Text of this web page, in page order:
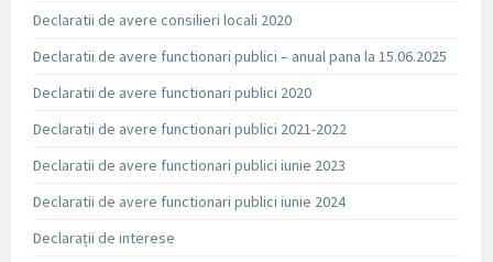
Declaratii de avere consilieri locali 2020
Declaratii de avere functionari publici – anual pana la 15.06.2025
Declaratii de avere functionari publici 2020
Declaratii de avere functionari publici 2021-2022
Declaratii de avere functionari publici iunie 2023
Declaratii de avere functionari publici iunie 2024
Declarații de interese